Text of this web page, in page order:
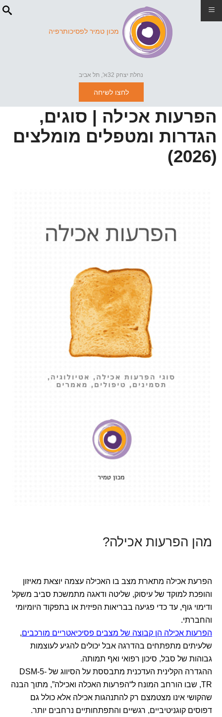
מכון טמיר לפסיכותרפיה
נחלת יצחק 32א', תל אביב
לחצו לשיחה
הפרעות אכילה | סוגים,
הגדרות ומטפלים מומלצים
(2026)
מהן הפרעות אכילה?
הפרעת אכילה מתארת מצב בו האכילה עצמה יוצאת מאיזון
והופכת למוקד של עיסוק, שליטה ודאגה מתמשכת סביב משקל
ודימוי גוף, עד כדי פגיעה בבריאות הפיזית או בתפקוד היומיומי
והחברתי.
הפרעות אכילה הן קבוצה של מצבים פסיכיאטריים מורכבים,
שלעיתים מתפתחים בהדרגה אבל יכולים להגיע לעוצמות
גבוהות של סבל, סיכון רפואי ואף תמותה.
ההגדרה הקלינית העדכנית מתבססת על הסיווג של DSM-5-
TR, שבו הורחב המונח ל“הפרעות האכלה ואכילה”, מתוך הבנה
שהקושי אינו מצטמצם רק להתנהגות אכילה אלא כולל גם
דפוסים קוגניטיביים, רגשיים והתפתחותיים נרחבים יותר.
≡